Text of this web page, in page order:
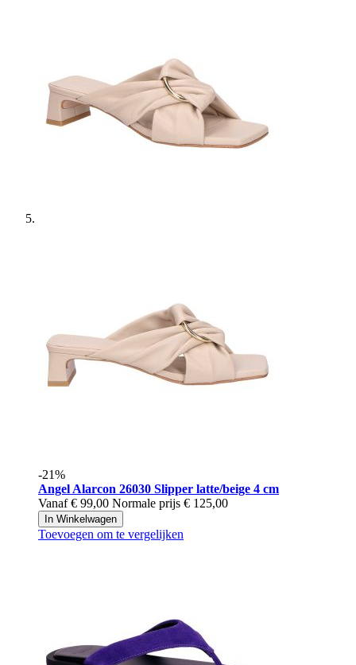
-21%
Angel Alarcon 26030 Slipper latte/beige 4 cm
Vanaf € 99,00 Normale prijs € 125,00
In Winkelwagen
Toevoegen om te vergelijken